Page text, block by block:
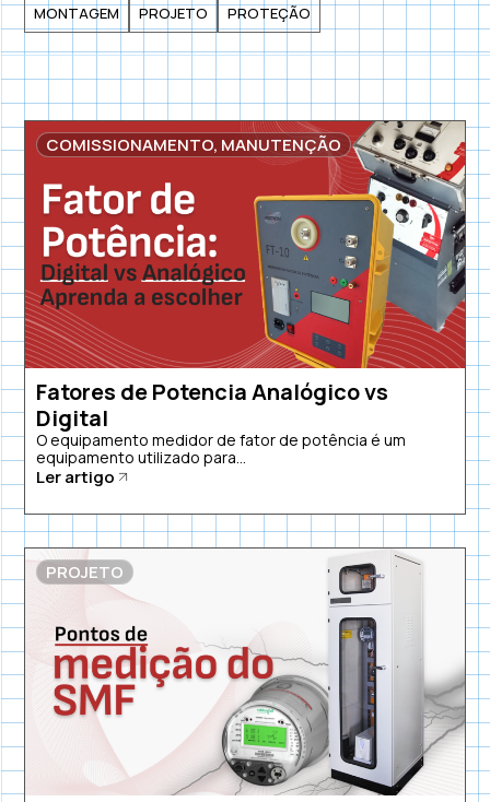
MONTAGEM
PROJETO PROTEÇÃO
COMISSIONAMENTO, MANUTENÇÃO
Fatores de Potencia Analógico vs
Digital
O equipamento medidor de fator de potência é um
equipamento utilizado para...
Ler artigo
PROJETO